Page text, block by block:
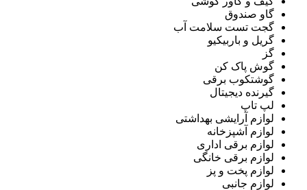
گاو صندوق
گجت تست سلامت آب
گریل و باربیکیو
گز
گوش پاک کن
گوشتکوب برقی
گیرنده دیجیتال
لپ تاپ
لوازم آرایشی بهداشتی
لوازم آشپزخانه
لوازم برقی اداری
لوازم برقی خانگی
لوازم پخت و پز
لوازم جانبی